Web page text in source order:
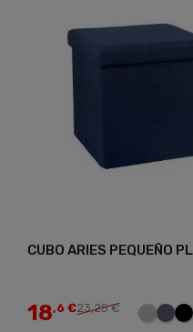
CUBO ARIES PEQUEÑO
18,6 €23,25 €